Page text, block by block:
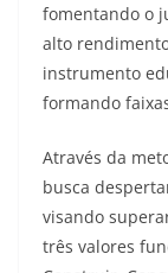
fomentando o
alto
instrumento
formando
Através da
busca
visando
três valores